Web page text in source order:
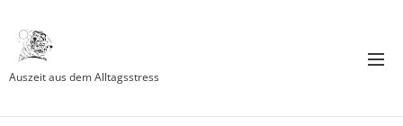
Auszeit aus dem Alltagsstress